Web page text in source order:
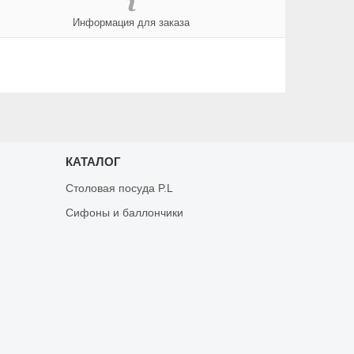
Информация для заказа
КАТАЛОГ
Столовая посуда P.L
Сифоны и баллончики